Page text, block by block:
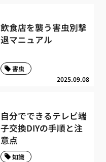
飲食店を襲う害虫別撃
退マニュアル
2025.09.08
害虫
自分でできるテレビ端
子交換DIYの手順と注
意点
知識